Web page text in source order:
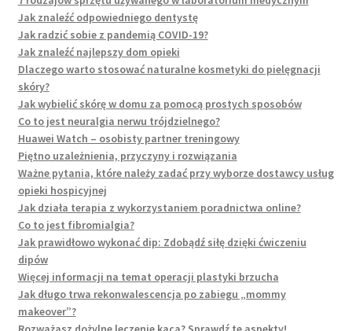
Jak znaleźć odpowiedniego dentystę
Jak radzić sobie z pandemią COVID-19?
Jak znaleźć najlepszy dom opieki
Dlaczego warto stosować naturalne kosmetyki do pielęgnacji
skóry?
Jak wybielić skórę w domu za pomocą prostych sposobów
Co to jest neuralgia nerwu trójdzielnego?
Huawei Watch – osobisty partner treningowy
Piętno uzależnienia, przyczyny i rozwiązania
Ważne pytania, które należy zadać przy wyborze dostawcy usług
opieki hospicyjnej
Jak działa terapia z wykorzystaniem poradnictwa online?
Co to jest fibromialgia?
Jak prawidłowo wykonać dip: Zdobądź siłę dzięki ćwiczeniu
dipów
Więcej informacji na temat operacji plastyki brzucha
Jak długo trwa rekonwalescencja po zabiegu „mommy
makeover”?